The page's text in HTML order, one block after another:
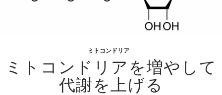
ミトコンドリア
ミトコンドリアを増やして
代謝を上げる